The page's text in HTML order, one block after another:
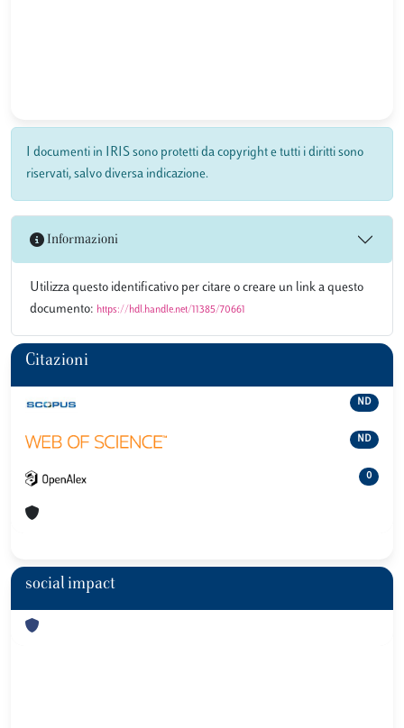
I documenti in IRIS sono protetti da copyright e tutti i diritti sono
riservati, salvo diversa indicazione.
Informazioni
Utilizza questo identificativo per citare o creare un link a questo
documento: https://hdl.handle.net/11385/70661
Citazioni
ND
ND
0
social impact